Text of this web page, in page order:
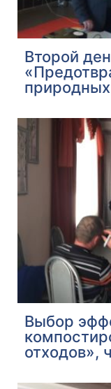
Второй
Выбор
отходов»,